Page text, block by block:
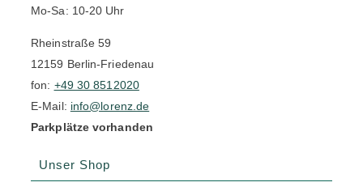
Mo-Sa: 10-20 Uhr
Rheinstraße 59
12159 Berlin-Friedenau
fon: +49 30 8512020
E-Mail: info@lorenz.de
Parkplätze vorhanden
Unser Shop